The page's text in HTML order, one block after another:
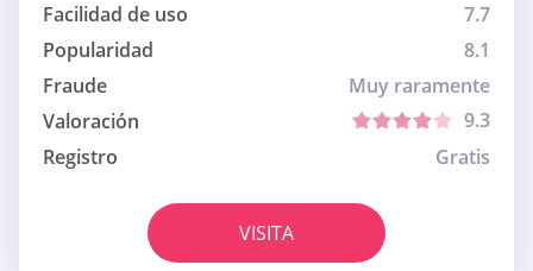
Facilidad de uso
7.7
Popularidad
8.1
Fraude
Muy raramente
Valoración
9.3
Registro
Gratis
VISITA